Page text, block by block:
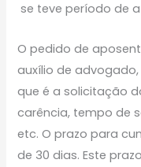
se teve período de
O pedido de
auxílio de
que é a solicitação
carência, tempo de
etc. O prazo para
de 30 dias. Este